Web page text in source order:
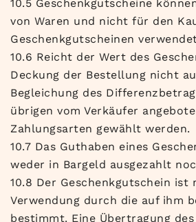
10.5 Geschenkgutscheine
von Waren und nicht für den
Geschenkgutscheinen
10.6 Reicht der Wert des
Deckung der Bestellung nicht
Begleichung des
übrigen vom Verkäufer
Zahlungsarten gewählt werden.
10.7 Das Guthaben eines
weder in Bargeld ausgezahlt
10.8 Der Geschenkgutschein ist
Verwendung durch die auf ihm
bestimmt. Eine Übertragung des